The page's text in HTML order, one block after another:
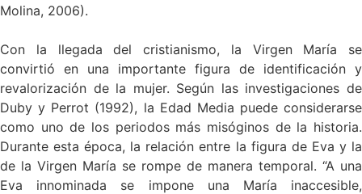
Molina, 2006).
Con la llegada del cristianismo, la Virgen María se
convirtió en una importante figura de identificación y
revalorización de la mujer. Según las investigaciones de
Duby y Perrot (1992), la Edad Media puede considerarse
como uno de los periodos más misóginos de la historia.
Durante esta época, la relación entre la figura de Eva y la
de la Virgen María se rompe de manera temporal. “A una
Eva innominada se impone una María inaccesible,